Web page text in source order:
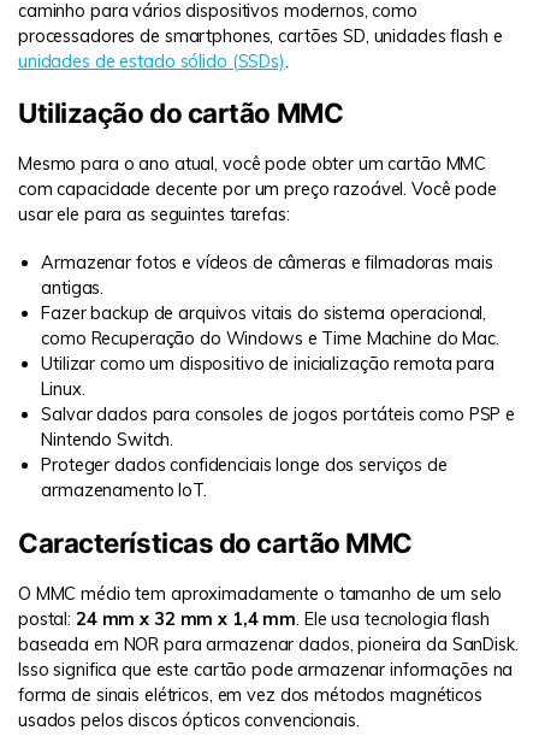
caminho para vários dispositivos modernos, como
processadores de smartphones, cartões SD, unidades flash e
unidades de estado sólido (SSDs).
Utilização do cartão MMC
Mesmo para o ano atual, você pode obter um cartão MMC
com capacidade decente por um preço razoável. Você pode
usar ele para as seguintes tarefas:
Armazenar fotos e vídeos de câmeras e filmadoras mais
antigas.
Fazer backup de arquivos vitais do sistema operacional,
como Recuperação do Windows e Time Machine do Mac.
Utilizar como um dispositivo de inicialização remota para
Linux.
Salvar dados para consoles de jogos portáteis como PSP e
Nintendo Switch.
Proteger dados confidenciais longe dos serviços de
armazenamento IoT.
Características do cartão MMC
O MMC médio tem aproximadamente o tamanho de um selo
postal: 24 mm x 32 mm x 1,4 mm. Ele usa tecnologia flash
baseada em NOR para armazenar dados, pioneira da SanDisk.
Isso significa que este cartão pode armazenar informações na
forma de sinais elétricos, em vez dos métodos magnéticos
usados ​​pelos discos ópticos convencionais.